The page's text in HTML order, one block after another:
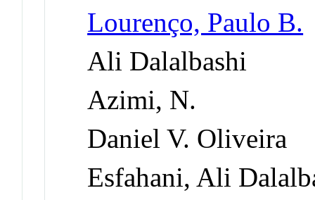
Lourenço, Paulo B.
Ali Dalalbashi
Azimi, N.
Daniel V. Oliveira
Esfahani, Ali